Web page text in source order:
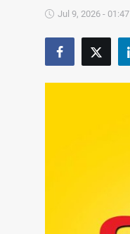
Jul 9, 2026 - 01:47